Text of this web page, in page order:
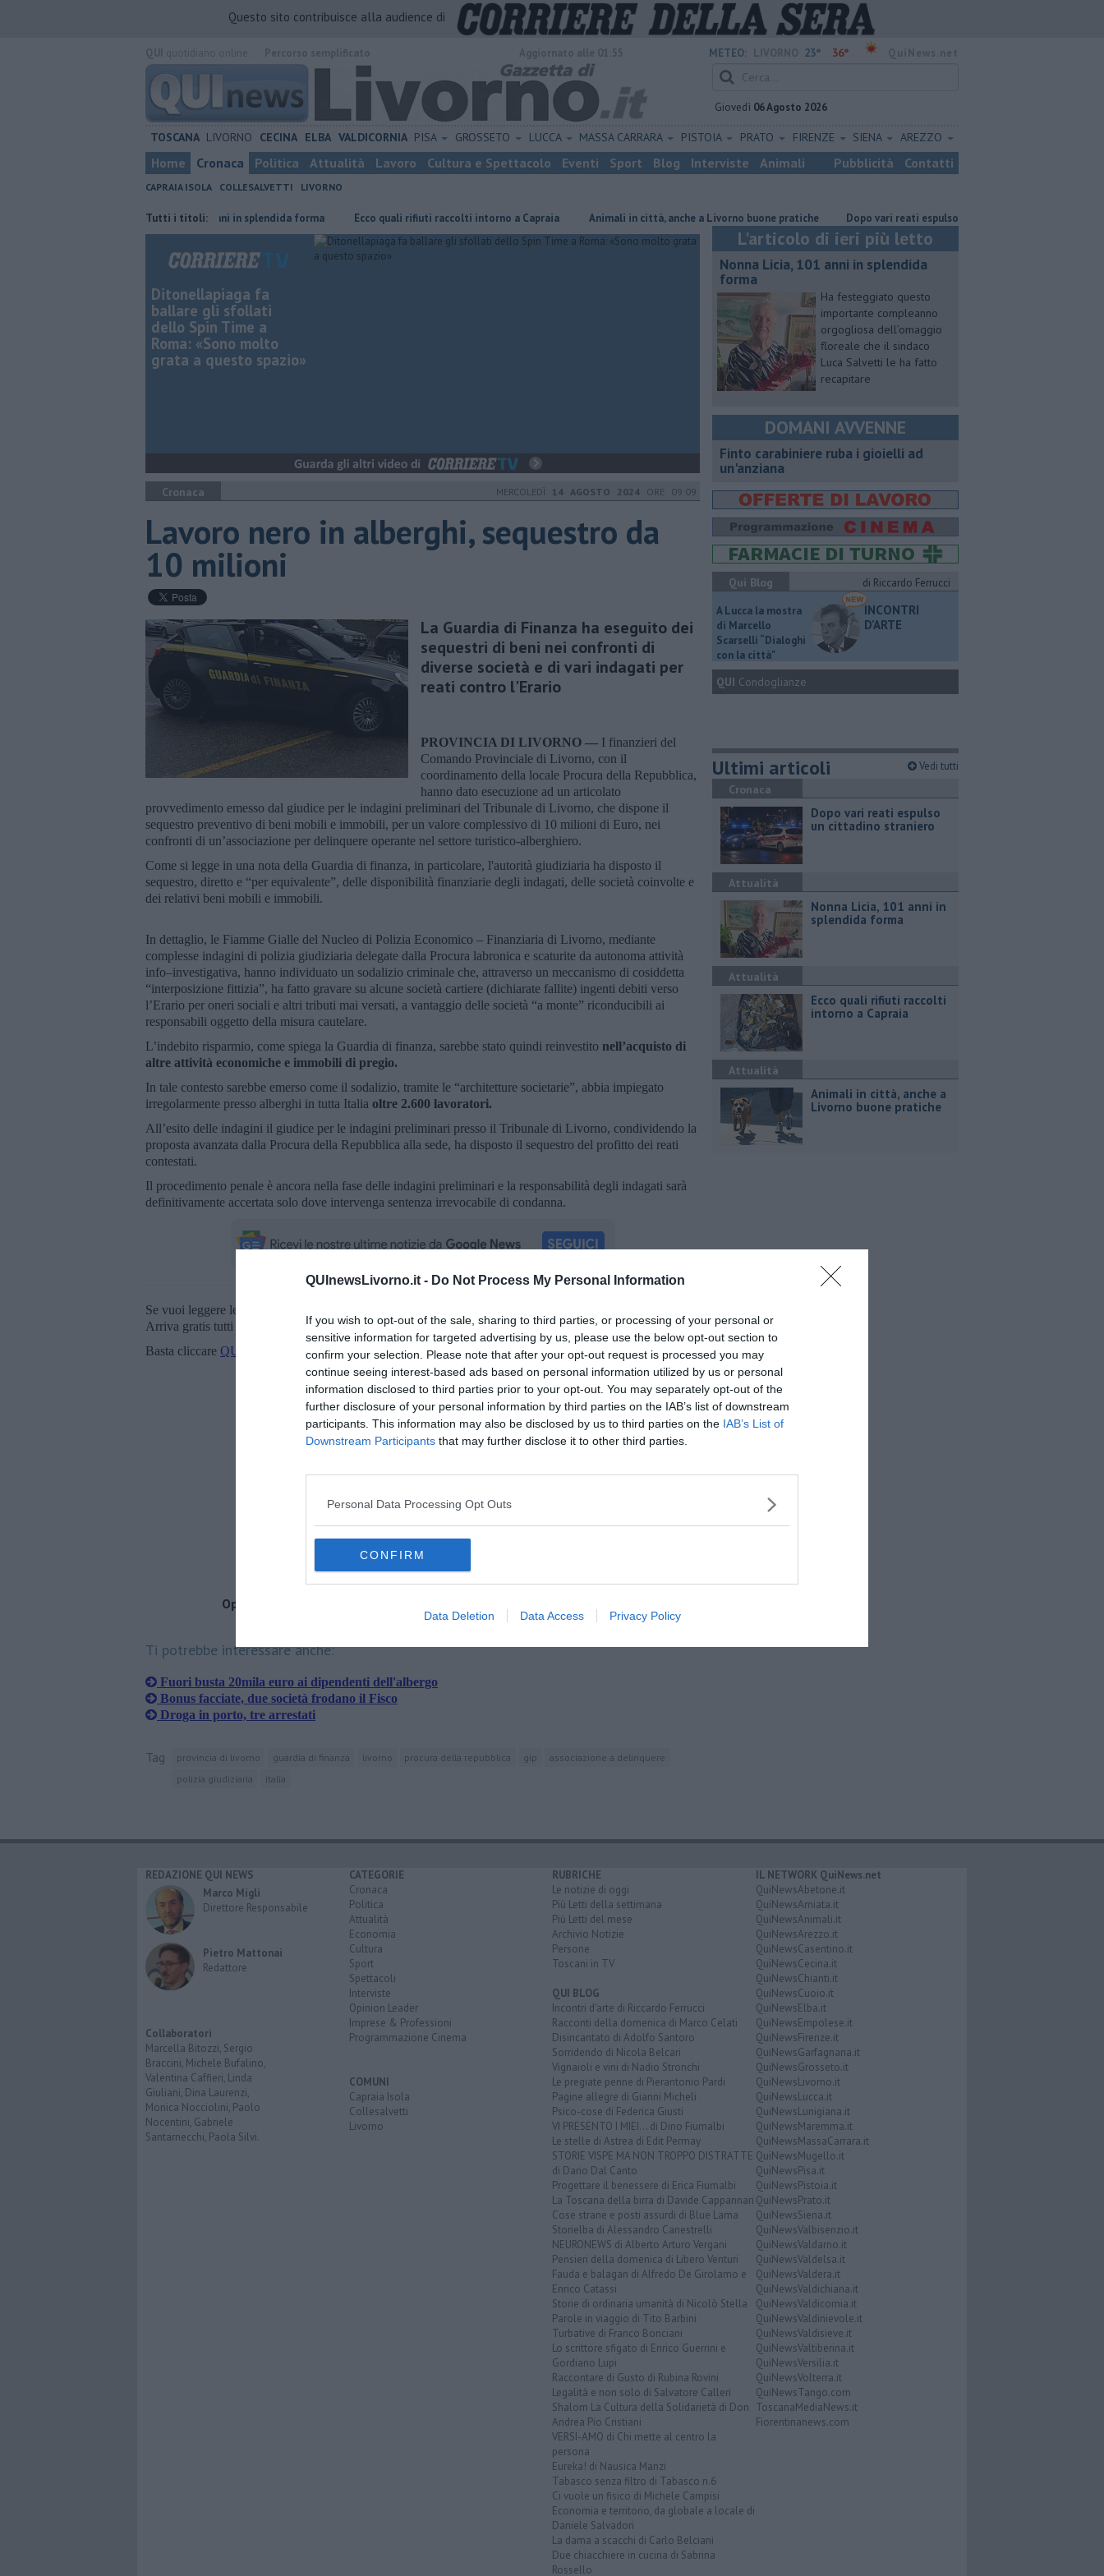
QUInewsLivorno.it - Do Not Process My Personal Information
If you wish to opt-out of the sale, sharing to third parties, or processing of your personal or
sensitive information for targeted advertising by us, please use the below opt-out section to
confirm your selection. Please note that after your opt-out request is processed you may
continue seeing interest-based ads based on personal information utilized by us or personal
information disclosed to third parties prior to your opt-out. You may separately opt-out of the
further disclosure of your personal information by third parties on the IAB’s list of downstream
participants. This information may also be disclosed by us to third parties on the IAB’s List of
Downstream Participants that may further disclose it to other third parties.
Personal Data Processing Opt Outs
CONFIRM
Data Deletion Data Access Privacy Policy
Questo sito contribuisce alla audience di
METEO: 23° 36°
Giovedì 06 Agosto 2026
TOSCANA LIVORNO CECINA ELBA VALDICORNIA PISA GROSSETO LUCCA MASSA CARRARA PISTOIA PRATO FIRENZE SIENA AREZZO
Home Cronaca Politica Attualità Lavoro Cultura e Spettacolo Eventi Sport Blog Interviste Animali Pubblicità Contatti
CAPRAIA ISOLA COLLESALVETTI LIVORNO
Tutti i titoli:
Nonna Licia, 101 anni in splendida forma Ecco quali rifiuti raccolti intorno a Capraia Animali in città, anche a Livorno buone pratiche Dopo vari reati espulso un cittadino straniero
Ditonellapiaga fa
ballare gli sfollati
dello Spin Time a
Roma: «Sono molto
grata a questo spazio»
Cronaca MERCOLEDÌ 14 AGOSTO 2024 ORE 09:09
Lavoro nero in alberghi, sequestro da
10 milioni
La Guardia di Finanza ha eseguito dei
sequestri di beni nei confronti di
diverse società e di vari indagati per
reati contro l'Erario
PROVINCIA DI LIVORNO — I finanzieri del
Comando Provinciale di Livorno, con il
coordinamento della locale Procura della Repubblica,
hanno dato esecuzione ad un articolato
provvedimento emesso dal giudice per le indagini preliminari del Tribunale di Livorno, che dispone il
sequestro preventivo di beni mobili e immobili, per un valore complessivo di 10 milioni di Euro, nei
confronti di un’associazione per delinquere operante nel settore turistico-alberghiero.
Come si legge in una nota della Guardia di finanza, in particolare, l'autorità giudiziaria ha disposto il
sequestro, diretto e “per equivalente”, delle disponibilità finanziarie degli indagati, delle società coinvolte e
dei relativi beni mobili e immobili.
In dettaglio, le Fiamme Gialle del Nucleo di Polizia Economico – Finanziaria di Livorno, mediante
complesse indagini di polizia giudiziaria delegate dalla Procura labronica e scaturite da autonoma attività
info–investigativa, hanno individuato un sodalizio criminale che, attraverso un meccanismo di cosiddetta
“interposizione fittizia”, ha fatto gravare su alcune società cartiere (dichiarate fallite) ingenti debiti verso
l’Erario per oneri sociali e altri tributi mai versati, a vantaggio delle società “a monte” riconducibili ai
responsabili oggetto della misura cautelare.
L’indebito risparmio, come spiega la Guardia di finanza, sarebbe stato quindi reinvestito nell’acquisto di
altre attività economiche e immobili di pregio.
In tale contesto sarebbe emerso come il sodalizio, tramite le “architetture societarie”, abbia impiegato
irregolarmente presso alberghi in tutta Italia oltre 2.600 lavoratori.
All’esito delle indagini il giudice per le indagini preliminari presso il Tribunale di Livorno, condividendo la
proposta avanzata dalla Procura della Repubblica alla sede, ha disposto il sequestro del profitto dei reati
contestati.
Il procedimento penale è ancora nella fase delle indagini preliminari e la responsabilità degli indagati sarà
definitivamente accertata solo dove intervenga sentenza irrevocabile di condanna.
Se vuoi leggere le notizie principali della Toscana iscriviti alla
Arriva gratis tutti i giorni alle 20:00 direttamente nella tua casella di posta.
Basta cliccare QUI
Operazione della Guardia di Finanza, sequestro di 10 milioni di euro
Ti potrebbe interessare anche:
Fuori busta 20mila euro ai dipendenti dell'albergo
Bonus facciate, due società frodano il Fisco
Droga in porto, tre arrestati
Tag provincia di livorno guardia di finanza livorno procura della repubblica gip
associazione a delinquere
polizia giudiziaria
italia
L'articolo di ieri più letto
Nonna Licia, 101 anni in splendida
forma
Ha festeggiato questo
importante compleanno
orgogliosa dell’omaggio
floreale che il sindaco
Luca Salvetti le ha fatto
recapitare
DOMANI AVVENNE
Finto carabiniere ruba i gioielli ad
un'anziana
Qui Blog
di Riccardo Ferrucci
A Lucca la mostra
di Marcello
Scarselli “Dialoghi
con la città"
INCONTRI
D'ARTE
QUI Condoglianze
Ultimi articoli Vedi tutti
Cronaca
Dopo vari reati espulso
un cittadino straniero
Attualità
Nonna Licia, 101 anni in
splendida forma
Attualità
Ecco quali rifiuti raccolti
intorno a Capraia
Attualità
Animali in città, anche a
Livorno buone pratiche
REDAZIONE QUI NEWS
Marco Migli
Direttore Responsabile
Pietro Mattonai
Redattore
Collaboratori
Marcella Bitozzi, Sergio
Braccini, Michele Bufalino,
Valentina Caffieri, Linda
Giuliani, Dina Laurenzi,
Monica Nocciolini, Paolo
Nocentini, Gabriele
Santarnecchi, Paola Silvi.
CATEGORIE
Cronaca
Politica
Attualità
Economia
Cultura
Sport
Spettacoli
Interviste
Opinion Leader
Imprese & Professioni
Programmazione Cinema
COMUNI
Capraia Isola
Collesalvetti
Livorno
RUBRICHE
Le notizie di oggi
Più Letti della settimana
Più Letti del mese
Archivio Notizie
Persone
Toscani in TV
QUI BLOG
Incontri d'arte di Riccardo Ferrucci
Racconti della domenica di Marco Celati
Disincantato di Adolfo Santoro
Sorridendo di Nicola Belcari
Vignaioli e vini di Nadio Stronchi
Le pregiate penne di Pierantonio Pardi
Pagine allegre di Gianni Micheli
Psico-cose di Federica Giusti
VI PRESENTO I MIEI... di Dino Fiumalbi
Le stelle di Astrea di Edit Permay
STORIE VISPE MA NON TROPPO DISTRATTE
di Dario Dal Canto
Progettare il benessere di Erica Fiumalbi
La Toscana della birra di Davide Cappannari
Cose strane e posti assurdi di Blue Lama
Storielba di Alessandro Canestrelli
NEURONEWS di Alberto Arturo Vergani
Pensieri della domenica di Libero Venturi
Fauda e balagan di Alfredo De Girolamo e
Enrico Catassi
Storie di ordinaria umanità di Nicolò Stella
Parole in viaggio di Tito Barbini
Turbative di Franco Bonciani
Lo scrittore sfigato di Enrico Guerrini e
Gordiano Lupi
Raccontare di Gusto di Rubina Rovini
Legalità e non solo di Salvatore Calleri
Shalom La Cultura della Solidarietà di Don
Andrea Pio Cristiani
VERSI-AMO di Chi mette al centro la
persona
Eureka! di Nausica Manzi
Tabasco senza filtro di Tabasco n.6
Ci vuole un fisico di Michele Campisi
Economia e territorio, da globale a locale di
Daniele Salvadori
La dama a scacchi di Carlo Belciani
Due chiacchiere in cucina di Sabrina
Rossello
IL NETWORK QuiNews.net
QuiNewsAbetone.it
QuiNewsAmiata.it
QuiNewsAnimali.it
QuiNewsArezzo.it
QuiNewsCasentino.it
QuiNewsCecina.it
QuiNewsChianti.it
QuiNewsCuoio.it
QuiNewsElba.it
QuiNewsEmpolese.it
QuiNewsFirenze.it
QuiNewsGarfagnana.it
QuiNewsGrosseto.it
QuiNewsLivorno.it
QuiNewsLucca.it
QuiNewsLunigiana.it
QuiNewsMaremma.it
QuiNewsMassaCarrara.it
QuiNewsMugello.it
QuiNewsPisa.it
QuiNewsPistoia.it
QuiNewsPrato.it
QuiNewsSiena.it
QuiNewsValbisenzio.it
QuiNewsValdarno.it
QuiNewsValdelsa.it
QuiNewsValdera.it
QuiNewsValdichiana.it
QuiNewsValdicornia.it
QuiNewsValdinievole.it
QuiNewsValdisieve.it
QuiNewsValtiberina.it
QuiNewsVersilia.it
QuiNewsVolterra.it
QuiNewsTango.com
ToscanaMediaNews.it
Fiorentinanews.com